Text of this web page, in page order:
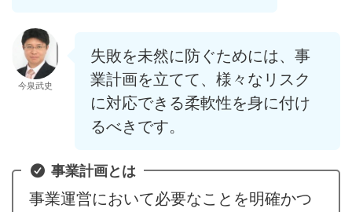
今泉武史
失敗を未然に防ぐためには、事
業計画を立てて、 様々なリスク
に対応できる柔軟性を身に付け
るべきです。
事業計画とは
事業運営において必要なことを明確かつ